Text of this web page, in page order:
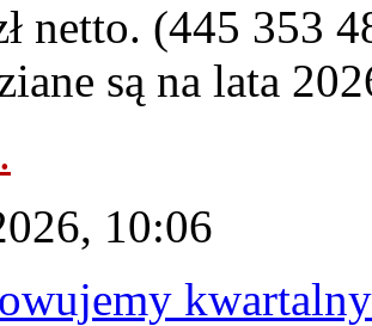
netto. (445 353
są na lata
10:06